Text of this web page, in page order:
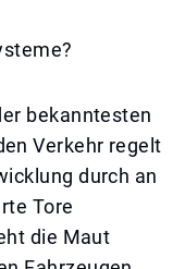
bekanntesten
Verkehr regelt
durch an
Tore
die Maut